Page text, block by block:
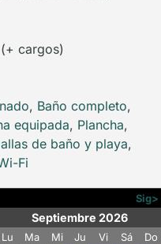
(+ cargos)
, Baño completo,
equipada, Plancha,
de baño y playa,
Fi
Sig>
Septiembre 2026
Lu Ma Mi Ju Vi Sá
Do